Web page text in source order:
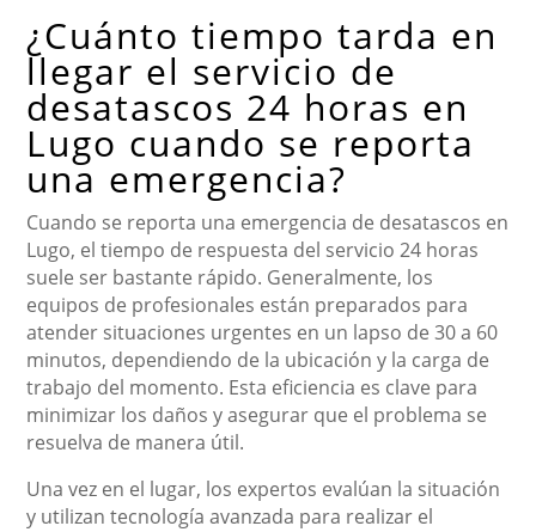
¿Cuánto tiempo tarda en
llegar el servicio de
desatascos 24 horas en
Lugo cuando se reporta
una emergencia?
Cuando se reporta una emergencia de desatascos en
Lugo, el tiempo de respuesta del servicio 24 horas
suele ser bastante rápido. Generalmente, los
equipos de profesionales están preparados para
atender situaciones urgentes en un lapso de 30 a 60
minutos, dependiendo de la ubicación y la carga de
trabajo del momento. Esta eficiencia es clave para
minimizar los daños y asegurar que el problema se
resuelva de manera útil.
Una vez en el lugar, los expertos evalúan la situación
y utilizan tecnología avanzada para realizar el